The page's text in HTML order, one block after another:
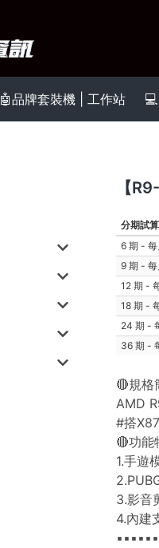
🤖品牌套裝機 | 工作站
【
分期試算
6 期 - 每
9 期 - 每
12 期 -
18 期 -
24 期 -
36 期 -
🔴規格
AMD
#搭
🔴功能
1.手遊
3.影音
4.內建
▪▪▪▪▪▪